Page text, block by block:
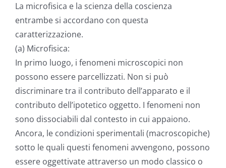
La microfisica e la scienza della coscienza
entrambe si accordano con questa
caratterizzazione.
(a) Microfisica:
In primo luogo, i fenomeni microscopici non
possono essere parcellizzati. Non si può
discriminare tra il contributo dell’apparato e il
contributo dell’ipotetico oggetto. I fenomeni non
sono dissociabili dal contesto in cui appaiono.
Ancora, le condizioni sperimentali (macroscopiche)
sotto le quali questi fenomeni avvengono, possono
essere oggettivate attraverso un modo classico o